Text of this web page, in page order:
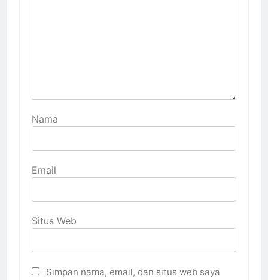
Nama
Email
Situs Web
Simpan nama, email, dan situs web saya